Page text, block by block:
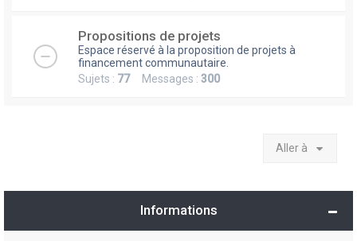
Propositions de projets
Espace réservé à la proposition de projets à
financement communautaire.
Sujets : 77Messages : 300
Aller à
Informations